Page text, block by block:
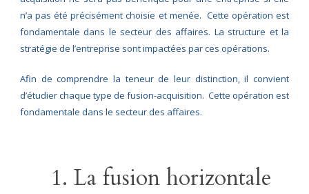
n’a pas été précisément choisie et menée. Cette opération est
fondamentale dans le secteur des affaires. La structure et la
stratégie de l’entreprise sont impactées par ces opérations.
Afin de comprendre la teneur de leur distinction, il convient
d’étudier chaque type de fusion-acquisition. Cette opération est
fondamentale dans le secteur des affaires.
1. La fusion horizontale